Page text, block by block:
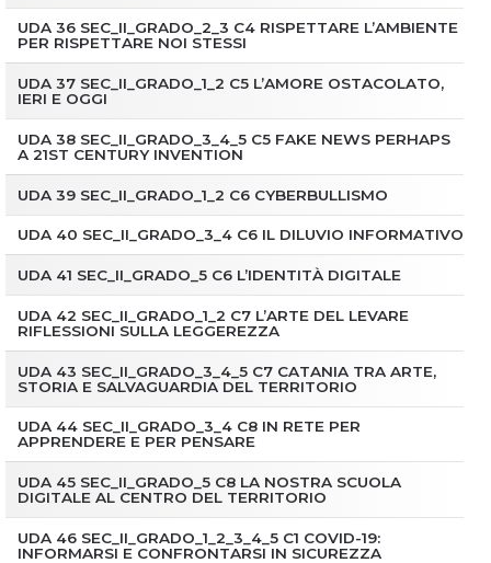
UDA 36 SEC_II_GRADO_2_3 C4 RISPETTARE L’AMBIENTE
PER RISPETTARE NOI STESSI
UDA 37 SEC_II_GRADO_1_2 C5 L’AMORE OSTACOLATO,
IERI E OGGI
UDA 38 SEC_II_GRADO_3_4_5 C5 FAKE NEWS PERHAPS
A 21ST CENTURY INVENTION
UDA 39 SEC_II_GRADO_1_2 C6 CYBERBULLISMO
UDA 40 SEC_II_GRADO_3_4 C6 IL DILUVIO INFORMATIVO
UDA 41 SEC_II_GRADO_5 C6 L’IDENTITÀ DIGITALE
UDA 42 SEC_II_GRADO_1_2 C7 L’ARTE DEL LEVARE
RIFLESSIONI SULLA LEGGEREZZA
UDA 43 SEC_II_GRADO_3_4_5 C7 CATANIA TRA ARTE,
STORIA E SALVAGUARDIA DEL TERRITORIO
UDA 44 SEC_II_GRADO_3_4 C8 IN RETE PER
APPRENDERE E PER PENSARE
UDA 45 SEC_II_GRADO_5 C8 LA NOSTRA SCUOLA
DIGITALE AL CENTRO DEL TERRITORIO
UDA 46 SEC_II_GRADO_1_2_3_4_5 C1 COVID-19:
INFORMARSI E CONFRONTARSI IN SICUREZZA